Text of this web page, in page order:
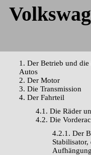
1. Der Betrieb und die
Autos
2. Der Motor
3. Die Transmission
4. Der Fahrteil
4.1. Die Räder
4.2. Die
4.2.1. Der
Aufhängung